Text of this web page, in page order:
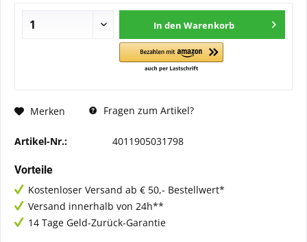
In den Warenkorb
Merken Fragen zum Artikel?
Artikel-Nr.: 4011905031798
Vorteile
Kostenloser Versand ab € 50,- Bestellwert*
Versand innerhalb von 24h**
14 Tage Geld-Zurück-Garantie